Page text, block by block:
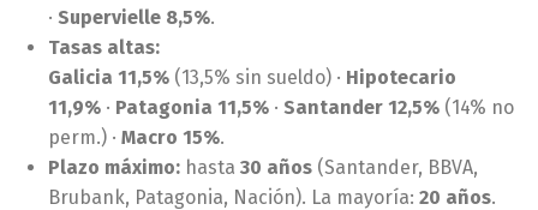
· Supervielle 8,5%.
Tasas altas:
Galicia 11,5% (13,5% sin sueldo) · Hipotecario
11,9% · Patagonia 11,5% · Santander 12,5% (14% no
perm.) · Macro 15%.
Plazo máximo: hasta 30 años (Santander, BBVA,
Brubank, Patagonia, Nación). La mayoría: 20 años.